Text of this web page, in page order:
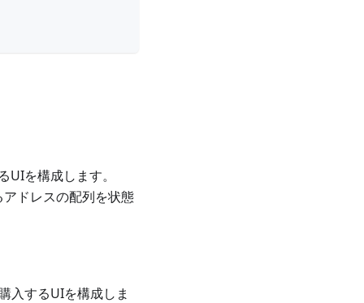
を構成します。
ドレスの配列を状態
入するUIを構成しま